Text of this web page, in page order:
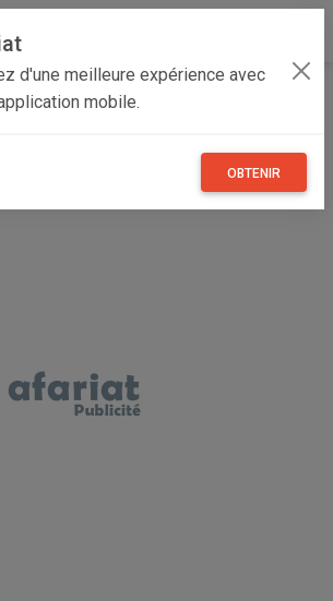
d'une meilleure expérience avec
mobile.
OBTENIR
Majerda Bizerte